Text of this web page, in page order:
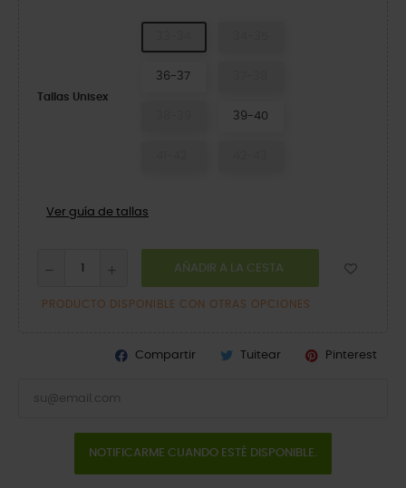
Tallas Unisex
36-37
39-40
Ver guía de tallas
AÑADIR A LA CESTA
PRODUCTO DISPONIBLE CON OTRAS OPCIONES
Compartir Tuitear Pinterest
NOTIFICARME CUANDO ESTÉ DISPONIBLE.